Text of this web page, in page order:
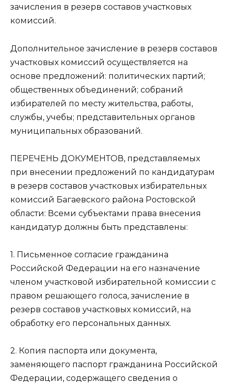
зачисления в резерв составов участковых
комиссий.
Дополнительное зачисление в резерв составов
участковых комиссий осуществляется на
основе предложений: политических партий;
общественных объединений; собраний
избирателей по месту жительства, работы,
службы, учебы; представительных органов
муниципальных образований.
ПEРEЧEНЬ ДОКУМEНТОВ, представляемых
при внесении предложений по кандидатурам
в резерв составов участковых избирательных
комиссий Багаевского района Ростовской
области: Всеми субъектами права внесения
кандидатур должны быть представлены:
1. Письменное согласие гражданина
Российской Федерации на его назначение
членом участковой избирательной комиссии с
правом решающего голоса, зачисление в
резерв составов участковых комиссий, на
обработку его персональных данных.
2. Копия паспорта или документа,
заменяющего паспорт гражданина Российской
Федерации, содержащего сведения о